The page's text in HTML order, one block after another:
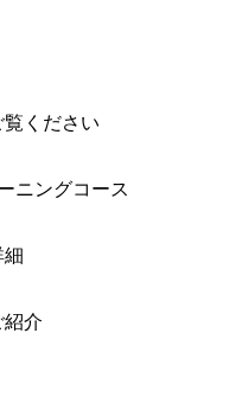
ください
ニングコース
細
介